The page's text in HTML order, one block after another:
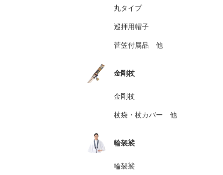
丸タイプ
巡拝用帽子
菅笠付属品 他
金剛杖
金剛杖
杖袋・杖カバー 他
輪袈裟
輪袈裟